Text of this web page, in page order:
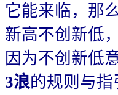
它能来临，那
新高不创新低
因为不创新低
3浪的规则与